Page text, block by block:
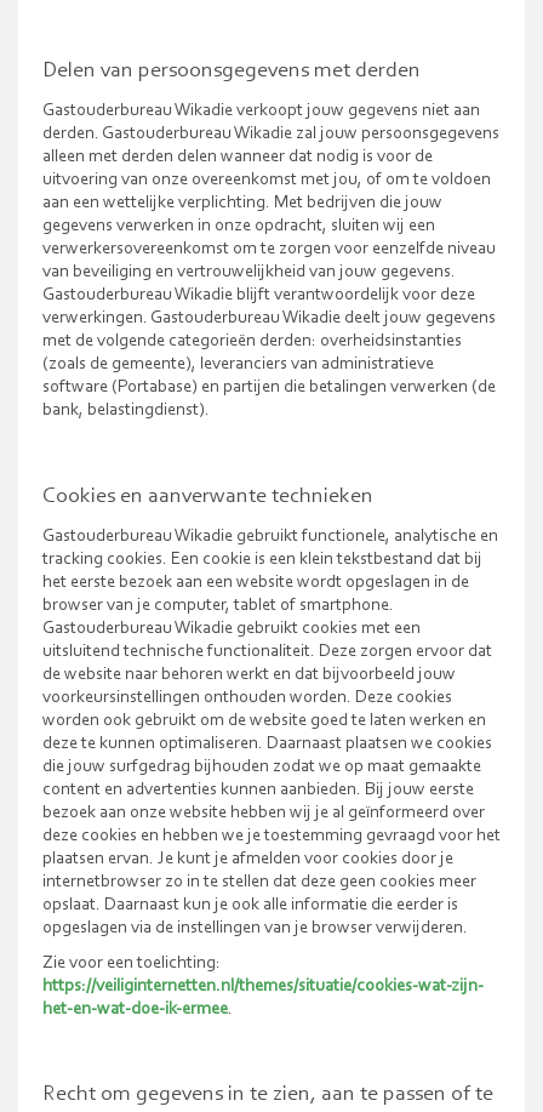
Delen van persoonsgegevens met derden
Gastouderbureau Wikadie verkoopt jouw gegevens niet aan
derden. Gastouderbureau Wikadie zal jouw persoonsgegevens
alleen met derden delen wanneer dat nodig is voor de
uitvoering van onze overeenkomst met jou, of om te voldoen
aan een wettelijke verplichting. Met bedrijven die jouw
gegevens verwerken in onze opdracht, sluiten wij een
verwerkersovereenkomst om te zorgen voor eenzelfde niveau
van beveiliging en vertrouwelijkheid van jouw gegevens.
Gastouderbureau Wikadie blijft verantwoordelijk voor deze
verwerkingen. Gastouderbureau Wikadie deelt jouw gegevens
met de volgende categorieën derden: overheidsinstanties
(zoals de gemeente), leveranciers van administratieve
software (Portabase) en partijen die betalingen verwerken (de
bank, belastingdienst).
Cookies en aanverwante technieken
Gastouderbureau Wikadie gebruikt functionele, analytische en
tracking cookies. Een cookie is een klein tekstbestand dat bij
het eerste bezoek aan een website wordt opgeslagen in de
browser van je computer, tablet of smartphone.
Gastouderbureau Wikadie gebruikt cookies met een
uitsluitend technische functionaliteit. Deze zorgen ervoor dat
de website naar behoren werkt en dat bijvoorbeeld jouw
voorkeursinstellingen onthouden worden. Deze cookies
worden ook gebruikt om de website goed te laten werken en
deze te kunnen optimaliseren. Daarnaast plaatsen we cookies
die jouw surfgedrag bijhouden zodat we op maat gemaakte
content en advertenties kunnen aanbieden. Bij jouw eerste
bezoek aan onze website hebben wij je al geïnformeerd over
deze cookies en hebben we je toestemming gevraagd voor het
plaatsen ervan. Je kunt je afmelden voor cookies door je
internetbrowser zo in te stellen dat deze geen cookies meer
opslaat. Daarnaast kun je ook alle informatie die eerder is
opgeslagen via de instellingen van je browser verwijderen.
Zie voor een toelichting:
https://veiliginternetten.nl/themes/situatie/cookies-wat-zijn-
het-en-wat-doe-ik-ermee.
Recht om gegevens in te zien, aan te passen of te